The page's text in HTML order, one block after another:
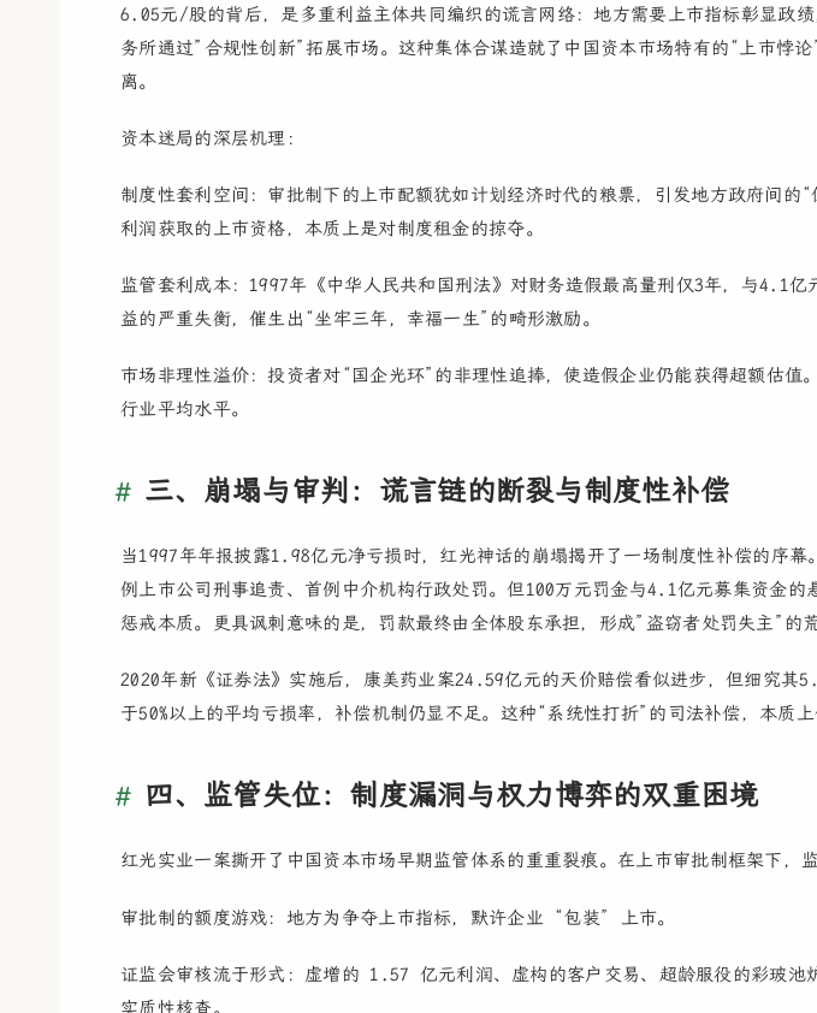
6.05元/股的背后，是多重利益主体共同编织的谎言网络：地方需要上市指标彰显政
务所通过”合规性创新”拓展市场。这种集体合谋造就了中国资本市场特有的“上市悖
离。
资本迷局的深层机理：
制度性套利空间：审批制下的上市配额犹如计划经济时代的粮票，引发地方政府间的
利润获取的上市资格，本质上是对制度租金的掠夺。
监管套利成本：1997年《中华人民共和国刑法》对财务造假最高量刑仅3年，与4.1
益的严重失衡，催生出“坐牢三年，幸福一生”的畸形激励。
市场非理性溢价：投资者对“国企光环”的非理性追捧，使造假企业仍能获得超额估值
行业平均水平。
三、崩塌与审判：谎言链的断裂与制度性补偿
当1997年年报披露1.98亿元净亏损时，红光神话的崩塌揭开了一场制度性补偿的序
例上市公司刑事追责、首例中介机构行政处罚。但100万元罚金与4.1亿元募集资金的
惩戒本质。更具讽刺意味的是，罚款最终由全体股东承担，形成”盗窃者处罚失主”的荒
2020年新《证券法》实施后，康美药业案24.59亿元的天价赔偿看似进步，但细究其
于50%以上的平均亏损率，补偿机制仍显不足。这种“系统性打折”的司法补偿，本质
四、监管失位：制度漏洞与权力博弈的双重困境
红光实业一案撕开了中国资本市场早期监管体系的重重裂痕。在上市审批制框架下，
审批制的额度游戏：地方为争夺上市指标，默许企业 “包装” 上市。
证监会审核流于形式：虚增的 1.57 亿元利润、虚构的客户交易、超龄服役的彩玻池
实质性核查。